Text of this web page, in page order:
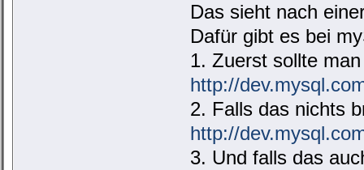
Das sieht nach
Dafür gibt es bei
1. Zuerst sollte
http://
2. Falls das nichts
http://
3. Und falls das